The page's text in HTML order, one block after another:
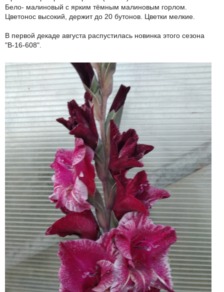
Бело- малиновый с ярким тёмным малиновым горлом.
Цветонос высокий, держит до 20 бутонов. Цветки мелкие.
В первой декаде августа распустилась новинка этого сезона
"В-16-608".